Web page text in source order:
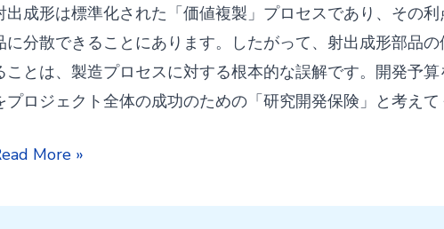
出成形は標準化された「価値複製」プロセスであり、その
に分散できることにあります。したがって、射出成形部品
ことは、製造プロセスに対する根本的な誤解です。開発予
プロジェクト全体の成功のための「研究開発保険」と考えて
More »